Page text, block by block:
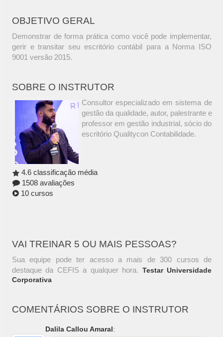
OBJETIVO GERAL
Demonstrar de forma prática como você pode implementar,
gerir e transitar seu escritório contábil para a Norma ISO
9001 versão 2015.
SOBRE O INSTRUTOR
Consultor especializado em sistema de
gestão da qualidade, autor, palestrante e
professor em gestão industrial, sócio do
escritório Qualitycon Contabilidade.
4.6 classificação média
1508 avaliações
10 cursos
VAI TREINAR 5 OU MAIS PESSOAS?
Sua equipe pode ter acesso a mais de 300 cursos de
destaque da CEFIS a qualquer hora. Testar Universidade
Corporativa
COMENTÁRIOS SOBRE O INSTRUTOR
Dalila Callou Amaral: